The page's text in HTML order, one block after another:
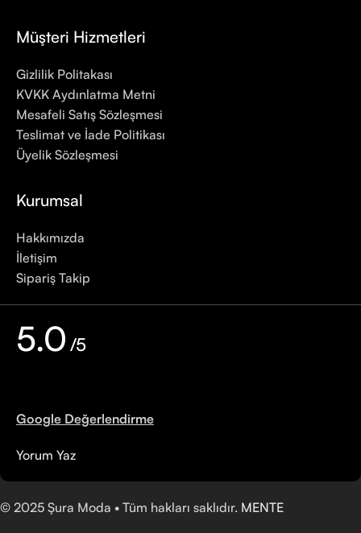
Müşteri Hizmetleri
Gizlilik Politakası
KVKK Aydınlatma Metni
Mesafeli Satış Sözleşmesi
Teslimat ve İade Politikası
Üyelik Sözleşmesi
Kurumsal
Hakkımızda
İletişim
Sipariş Takip
5.0 /5
Google Değerlendirme
Yorum Yaz
© 2025 Şura Moda • Tüm hakları saklıdır. MENTE